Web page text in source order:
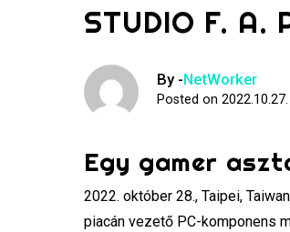
STUDIO F. A.
By -NetWorker
Posted on2022.10.27.
Egy gamer
2022. október 28., Taipei,
piacán vezető PC-komponens